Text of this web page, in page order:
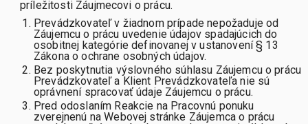
príležitosti Záujmecovi o prácu.
Prevádzkovateľ v žiadnom prípade nepožaduje od
Záujemcu o prácu uvedenie údajov spadajúcich do
osobitnej kategórie definovanej v ustanovení § 13
Zákona o ochrane osobných údajov.
Bez poskytnutia výslovného súhlasu Záujemcu o prácu
Prevádzkovateľ a Klient Prevádzkovateľa nie sú
oprávnení spracovať údaje Záujemcu o prácu.
Pred odoslaním Reakcie na Pracovnú ponuku
zverejnenú na Webovej stránke Záujemca o prácu